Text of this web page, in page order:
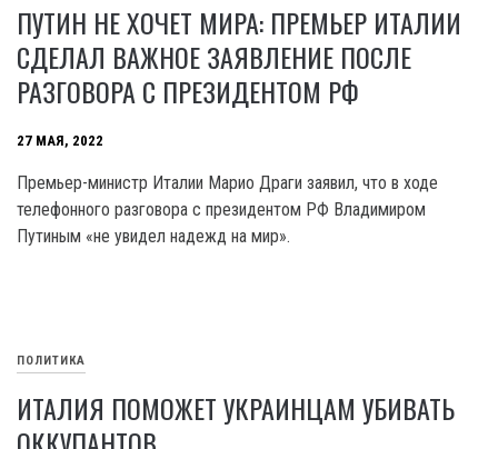
ПУТИН НЕ ХОЧЕТ МИРА: ПРЕМЬЕР ИТАЛИИ
СДЕЛАЛ ВАЖНОЕ ЗАЯВЛЕНИЕ ПОСЛЕ
РАЗГОВОРА С ПРЕЗИДЕНТОМ РФ
27 МАЯ, 2022
Премьер-министр Италии Марио Драги заявил, что в ходе
телефонного разговора с президентом РФ Владимиром
Путиным «не увидел надежд на мир».
ПОЛИТИКА
ИТАЛИЯ ПОМОЖЕТ УКРАИНЦАМ УБИВАТЬ